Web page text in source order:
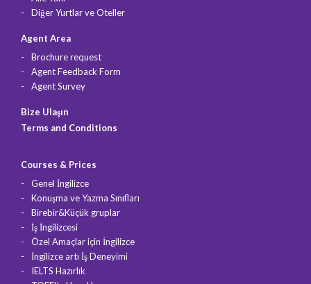
Diğer Yurtlar ve Oteller
Agent Area
Brochure request
Agent Feedback Form
Agent Survey
Bize Ulaşın
Terms and Conditions
Courses & Prices
Genel İngilizce
Konuşma ve Yazma Sınıfları
Birebir&Küçük gruplar
İş İngilizcesi
Özel Amaçlar için İngilizce
İngilizce artı İş Deneyimi
IELTS Hazırlık